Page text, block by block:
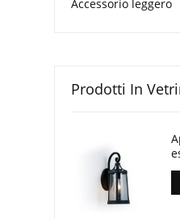
Accessorio leggero
Prodotti In